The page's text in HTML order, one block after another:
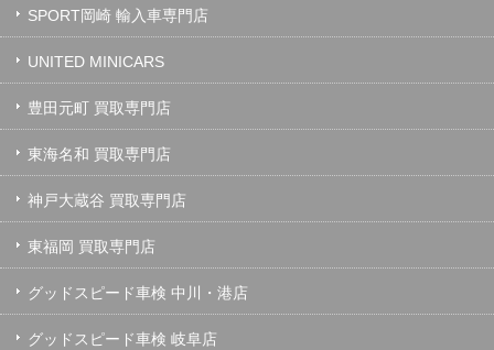
SPORT岡崎 輸入車専門店
UNITED MINICARS
豊田元町 買取専門店
東海名和 買取専門店
神戸大蔵谷 買取専門店
東福岡 買取専門店
グッドスピード車検 中川・港店
グッドスピード車検 岐阜店